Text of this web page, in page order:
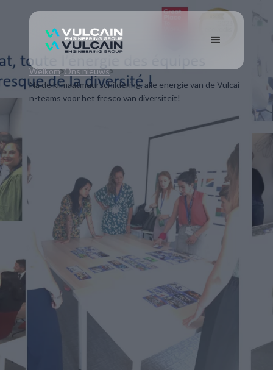
Welkom Ons nieuws
Na de klimaatmuurschildering, alle energie van de Vulcai
n-teams voor het fresco van diversiteit!
Datum van publicatie: 6.10.23